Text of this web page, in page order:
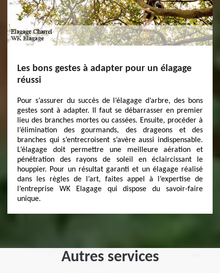
Les bons gestes à adapter pour un élagage
réussi
Pour s’assurer du succès de l’élagage d’arbre, des bons
gestes sont à adapter. Il faut se débarrasser en premier
lieu des branches mortes ou cassées. Ensuite, procéder à
l’élimination des gourmands, des drageons et des
branches qui s’entrecroisent s’avère aussi indispensable.
L’élagage doit permettre une meilleure aération et
pénétration des rayons de soleil en éclaircissant le
houppier. Pour un résultat garanti et un élagage réalisé
dans les règles de l’art, faites appel à l’expertise de
l’entreprise WK Elagage qui dispose du savoir-faire
unique.
Autres services